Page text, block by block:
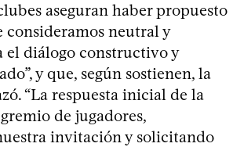
aseguran haber propuesto
consideramos neutral y
el diálogo constructivo y
y que, según sostienen, la
“La respuesta inicial de la
de jugadores,
invitación y solicitando